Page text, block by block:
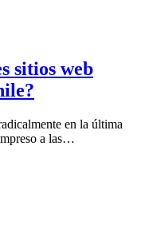
sitios web
en la última
a las…